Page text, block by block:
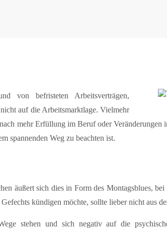
von befristeten Arbeitsverträgen,
auf die Arbeitsmarktlage. Vielmehr
mehr Erfüllung im Beruf oder Veränderungen
spannenden Weg zu beachten ist.
äußert sich dies in Form des Montagsblues, bei
kündigen möchte, sollte lieber nicht aus
stehen und sich negativ auf die